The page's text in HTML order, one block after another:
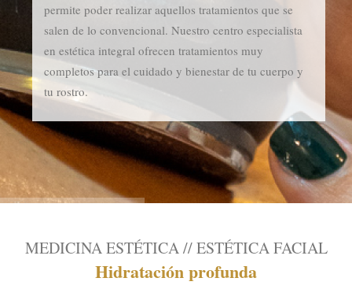
permite poder realizar aquellos tratamientos que se
salen de lo convencional. Nuestro centro especialista
en estética integral ofrecen tratamientos muy
completos para el cuidado y bienestar de tu cuerpo y
tu rostro.
MEDICINA ESTÉTICA // ESTÉTICA FACIAL
Hidratación profunda